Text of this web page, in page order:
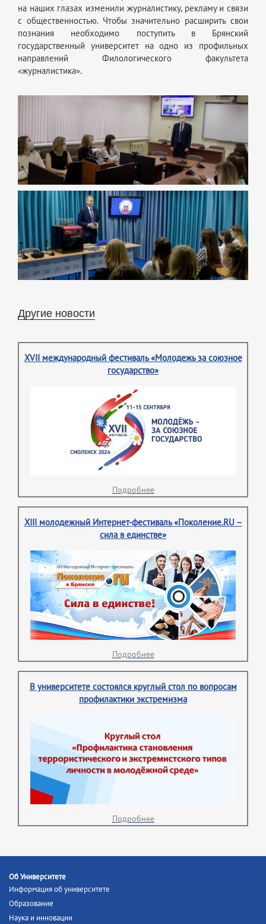
на наших глазах изменили журналистику, рекламу и связи
с общественностью. Чтобы значительно расширить свои
познания необходимо поступить в Брянский
государственный университет на одно из профильных
направлений Филологического факультета
«журналистика».
Другие новости
XVII международный фестиваль «Молодежь за союзное
государство»
Подробнее
XIII молодежный Интернет-фестиваль «Поколение.RU –
сила в единстве»
Подробнее
В университете состоялся круглый стол по вопросам
профилактики экстремизма
Подробнее
Об Университете
Информация об университете
Образование
Наука и инновации